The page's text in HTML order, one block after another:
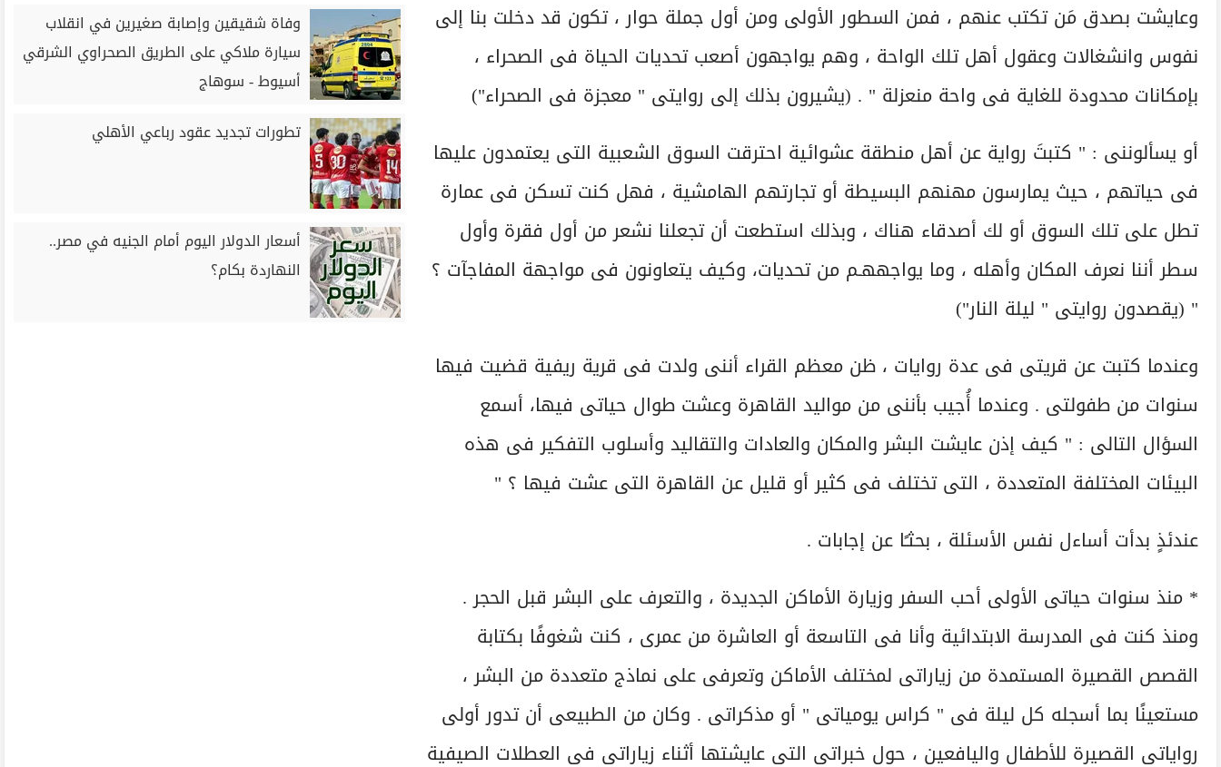
وعايشت بصدق مَن تكتب عنهم ، فمن السطور الأولى ومن أول جملة حوار ، تكون قد دخلت بنا إلى
نفوس وانشغالات وعقول أهل تلك الواحة ، وهم يواجهون أصعب تحديات الحياة فى الصحراء ،
بإمكانات محدودة للغاية فى واحة منعزلة " . (يشيرون بذلك إلى روايتى " معجزة فى الصحراء")
أو يسألوننى : " كتبتَ رواية عن أهل منطقة عشوائية احترقت السوق الشعبية التى يعتمدون عليها
فى حياتهم ، حيث يمارسون مهنهم البسيطة أو تجارتهم الهامشية ، فهل كنت تسكن فى عمارة
تطل على تلك السوق أو لك أصدقاء هناك ، وبذلك استطعت أن تجعلنا نشعر من أول فقرة وأول
سطر أننا نعرف المكان وأهله ، وما يواجههـم من تحديات، وكيف يتعاونون فى مواجهة المفاجآت ؟
" (يقصدون روايتى " ليلة النار")
وعندما كتبت عن قريتى فى عدة روايات ، ظن معظم القراء أننى ولدت فى قرية ريفية قضيت فيها
سنوات من طفولتى . وعندما أُجيب بأننى من مواليد القاهرة وعشت طوال حياتى فيها، أسمع
السؤال التالى : " كيف إذن عايشت البشر والمكان والعادات والتقاليد وأسلوب التفكير فى هذه
البيئات المختلفة المتعددة ، التى تختلف فى كثير أو قليل عن القاهرة التى عشت فيها ؟ "
عندئذٍ بدأت أساءل نفس الأسئلة ، بحثـًا عن إجابات .
* منذ سنوات حياتى الأولى أحب السفر وزيارة الأماكن الجديدة ، والتعرف على البشر قبل الحجر .
ومنذ كنت فى المدرسة الابتدائية وأنا فى التاسعة أو العاشرة من عمرى ، كنت شغوفًا بكتابة
القصص القصيرة المستمدة من زياراتى لمختلف الأماكن وتعرفى على نماذج متعددة من البشر ،
مستعينًا بما أسجله كل ليلة فى " كراس يومياتى " أو مذكراتى . وكان من الطبيعى أن تدور أولى
رواياتى القصيرة للأطفال واليافعين ، حول خبراتى التى عايشتها أثناء زياراتى فى العطلات الصيفية
وفاة شقيقين وإصابة صغيرين في انقلاب
سيارة ملاكي على الطريق الصحراوي الشرقي
أسيوط - سوهاج
تطورات تجديد عقود رباعي الأهلي
أسعار الدولار اليوم أمام الجنيه في مصر..
النهاردة بكام؟